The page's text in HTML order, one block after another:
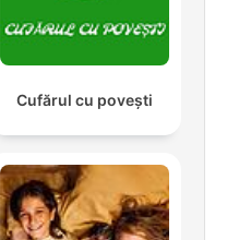
Cufărul cu povești